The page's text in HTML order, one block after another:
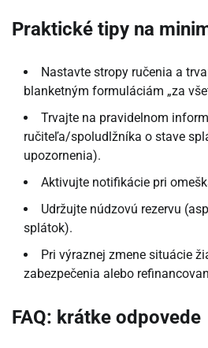
Praktické tipy na
Nastavte stropy ručenia a
blanketným formuláciám „za
Trvajte na pravidelnom
ručiteľa/spoludlžníka o stave
upozornenia).
Aktivujte notifikácie pri
Udržujte núdzovú rezervu
splátok).
Pri výraznej zmene situácie
zabezpečenia alebo
FAQ: krátke odpovede